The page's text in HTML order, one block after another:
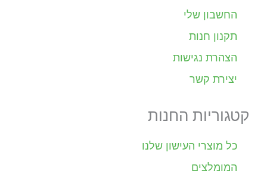
החשבון שלי
תקנון חנות
הצהרת נגישות
יצירת קשר
קטגוריות החנות
כל מוצרי העישון שלנו
המומלצים